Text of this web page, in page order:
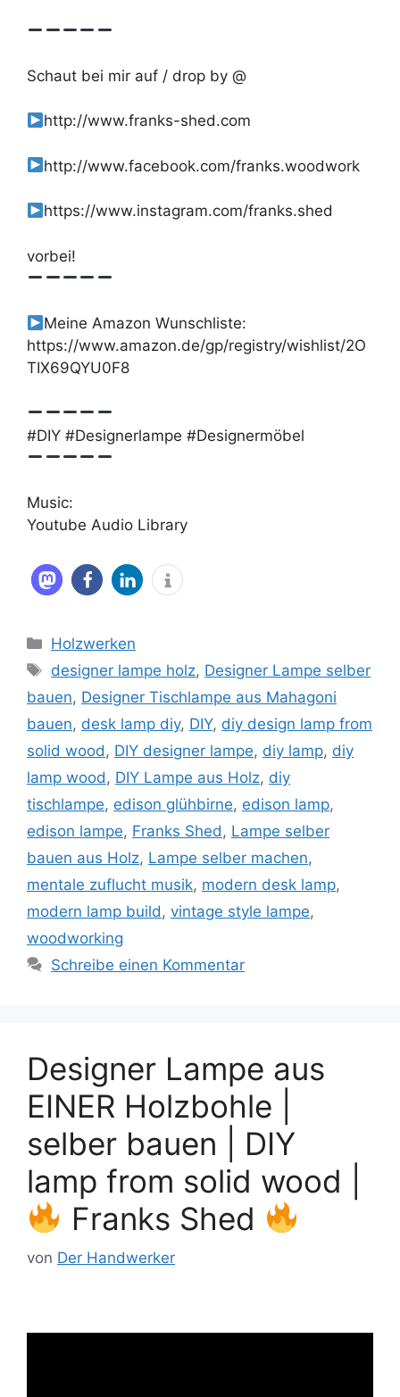
Schaut bei mir auf / drop by @
http://www.franks-shed.com
http://www.facebook.com/franks.woodwork
https://www.instagram.com/franks.shed
vorbei!
Meine Amazon Wunschliste:
https://www.amazon.de/gp/registry/wishlist/2O
TIX69QYU0F8
#DIY #Designerlampe #Designermöbel
Music:
Youtube Audio Library
Kategorien
Holzwerken
Schlagwörter
designer lampe holz, Designer Lampe selber
bauen, Designer Tischlampe aus Mahagoni
bauen, desk lamp diy, DIY, diy design lamp from
solid wood , DIY designer lampe, diy lamp, diy
lamp wood , DIY Lampe aus Holz, diy
tischlampe, edison glühbirne, edison lamp,
edison lampe, Franks Shed , Lampe selber
bauen aus Holz, Lampe selber machen,
mentale zuflucht musik, modern desk lamp,
modern lamp build , vintage style lampe,
woodworking
Schreibe einen Kommentar
Designer Lampe aus
EINER Holzbohle |
selber bauen | DIY
lamp from solid wood |
Franks Shed
von Der Handwerker